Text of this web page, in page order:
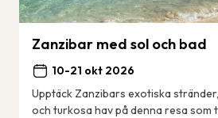
Zanzibar med sol och bad
10-21 okt 2026
Upptäck Zanzibars exotiska
och turkosa hav på denna resa som